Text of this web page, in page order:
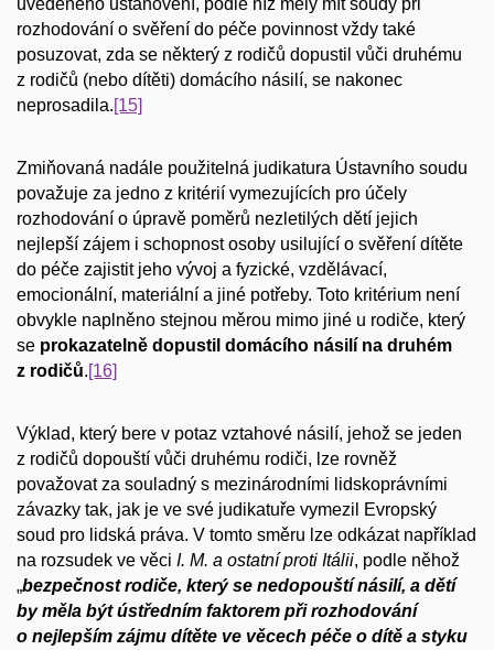
uvedeného ustanovení, podle níž měly mít soudy při
rozhodování o svěření do péče povinnost vždy také
posuzovat, zda se některý z rodičů dopustil vůči druhému
z rodičů (nebo dítěti) domácího násilí, se nakonec
neprosadila.[15]
Zmiňovaná nadále použitelná judikatura Ústavního soudu
považuje za jedno z kritérií vymezujících pro účely
rozhodování o úpravě poměrů nezletilých dětí jejich
nejlepší zájem i schopnost osoby usilující o svěření dítěte
do péče zajistit jeho vývoj a fyzické, vzdělávací,
emocionální, materiální a jiné potřeby. Toto kritérium není
obvykle naplněno stejnou měrou mimo jiné u rodiče, který
se prokazatelně dopustil domácího násilí na druhém
z rodičů.[16]
Výklad, který bere v potaz vztahové násilí, jehož se jeden
z rodičů dopouští vůči druhému rodiči, lze rovněž
považovat za souladný s mezinárodními lidskoprávními
závazky tak, jak je ve své judikatuře vymezil Evropský
soud pro lidská práva. V tomto směru lze odkázat například
na rozsudek ve věci I. M. a ostatní proti Itálii, podle něhož
„bezpečnost rodiče, který se nedopouští násilí, a dětí
by měla být ústředním faktorem při rozhodování
o nejlepším zájmu dítěte ve věcech péče o dítě a styku